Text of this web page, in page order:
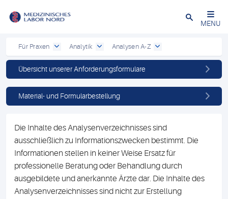
Schließen
MENU
Für Praxen Analytik Analysen A-Z
Übersicht unserer Anforderungsformulare
Material- und Formularbestellung
Die Inhalte des Analysenverzeichnisses sind
ausschließlich zu Informationszwecken bestimmt. Die
Informationen stellen in keiner Weise Ersatz für
professionelle Beratung oder Behandlung durch
ausgebildete und anerkannte Ärzte dar. Die Inhalte des
Analysenverzeichnisses sind nicht zur Erstellung